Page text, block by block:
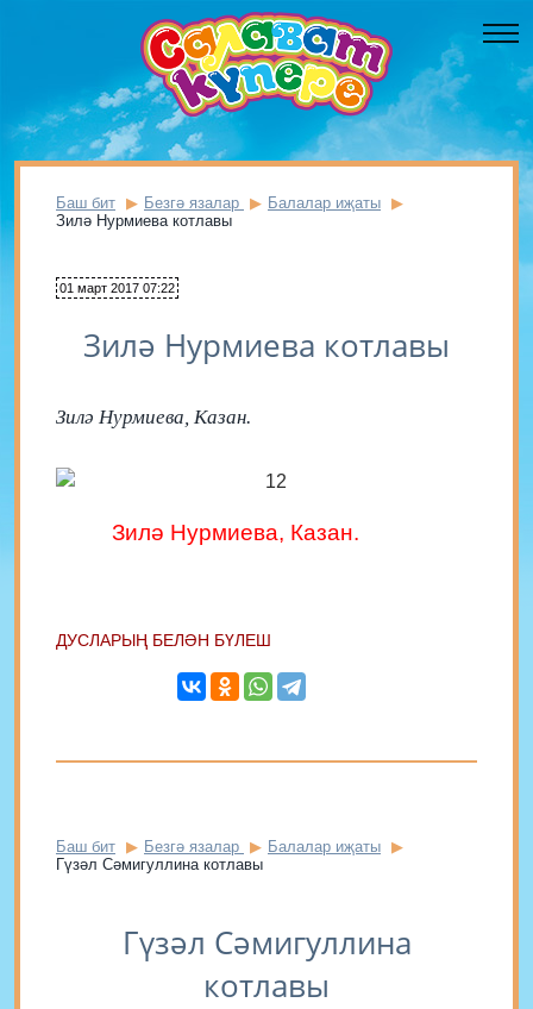
Баш бит Безгә язалар
Балалар иҗаты
Зилә Нурмиева котлавы
01 март 2017 07:22
Зилә Нурмиева котлавы
Зилә Нурмиева, Казан.
Зилә Нурмиева, Казан.
ДУСЛАРЫҢ БЕЛӘН БҮЛЕШ
Баш бит Безгә язалар
Балалар иҗаты
Гүзәл Сәмигуллина котлавы
Гүзәл Сәмигуллина
котлавы